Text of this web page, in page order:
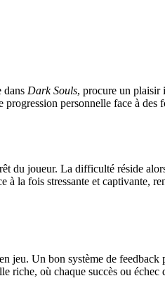
dans Dark Souls, procure un plaisir
personnelle face à des
du joueur. La difficulté réside
la fois stressante et captivante,
jeu. Un bon système de feedback
où chaque succès ou échec